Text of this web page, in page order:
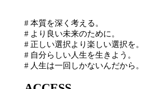
# 本質を深く考える。
# より良い未来のために。
# 正しい選択より楽しい選択を。
# 自分らしい人生を生きよう。
# 人生は一回しかないんだから。